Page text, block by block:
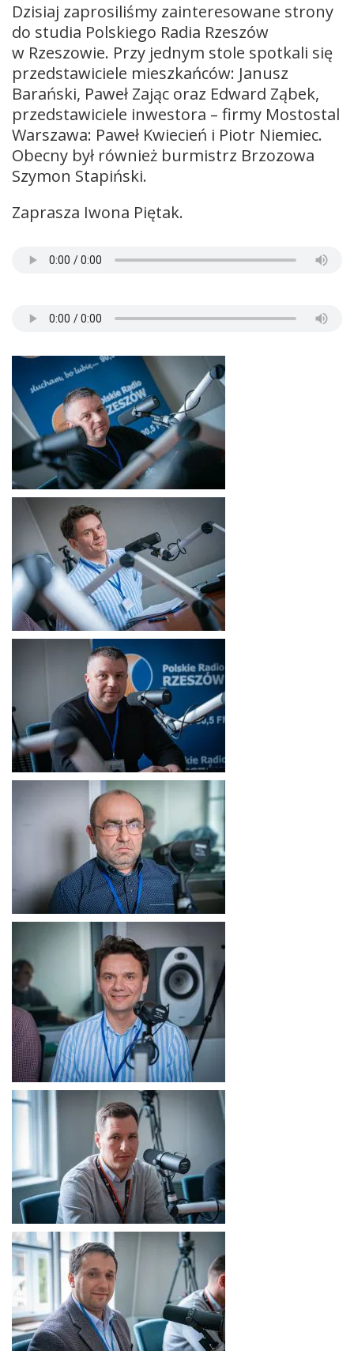
Dzisiaj zaprosiliśmy zainteresowane strony
do studia Polskiego Radia Rzeszów
w Rzeszowie. Przy jednym stole spotkali się
przedstawiciele mieszkańców: Janusz
Barański, Paweł Zając oraz Edward Ząbek,
przedstawiciele inwestora – firmy Mostostal
Warszawa: Paweł Kwiecień i Piotr Niemiec.
Obecny był również burmistrz Brzozowa
Szymon Stapiński.
Zaprasza Iwona Piętak.